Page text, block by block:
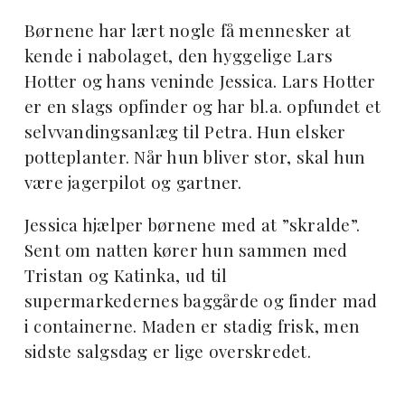
Børnene har lært nogle få mennesker at
kende i nabolaget, den hyggelige Lars
Hotter og hans veninde Jessica. Lars Hotter
er en slags opfinder og har bl.a. opfundet et
selvvandingsanlæg til Petra. Hun elsker
potteplanter. Når hun bliver stor, skal hun
være jagerpilot og gartner.
Jessica hjælper børnene med at ”skralde”.
Sent om natten kører hun sammen med
Tristan og Katinka, ud til
supermarkedernes baggårde og finder mad
i containerne. Maden er stadig frisk, men
sidste salgsdag er lige overskredet.